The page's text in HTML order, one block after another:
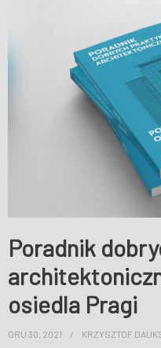
Poradnik
osiedla Pragi
GRU 30, 2021
KRZYSZTOF